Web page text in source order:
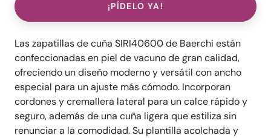
¡PÍDELO YA!
Las zapatillas de cuña SIRI40600 de Baerchi están
confeccionadas en piel de vacuno de gran calidad,
ofreciendo un diseño moderno y versátil con ancho
especial para un ajuste más cómodo. Incorporan
cordones y cremallera lateral para un calce rápido y
seguro, además de una cuña ligera que estiliza sin
renunciar a la comodidad. Su plantilla acolchada y